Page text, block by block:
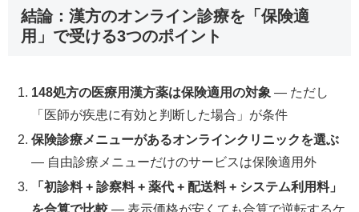
結論：漢方のオンライン診療を「保険適
用」で受ける3つのポイント
148処方の医療用漢方薬は保険適用の対象 — ただし
「医師が疾患に有効と判断した場合」が条件
保険診療メニューがあるオンラインクリニックを選ぶ
— 自由診療メニューだけのサービスは保険適用外
「初診料 + 診察料 + 薬代 + 配送料 + システム利用料」